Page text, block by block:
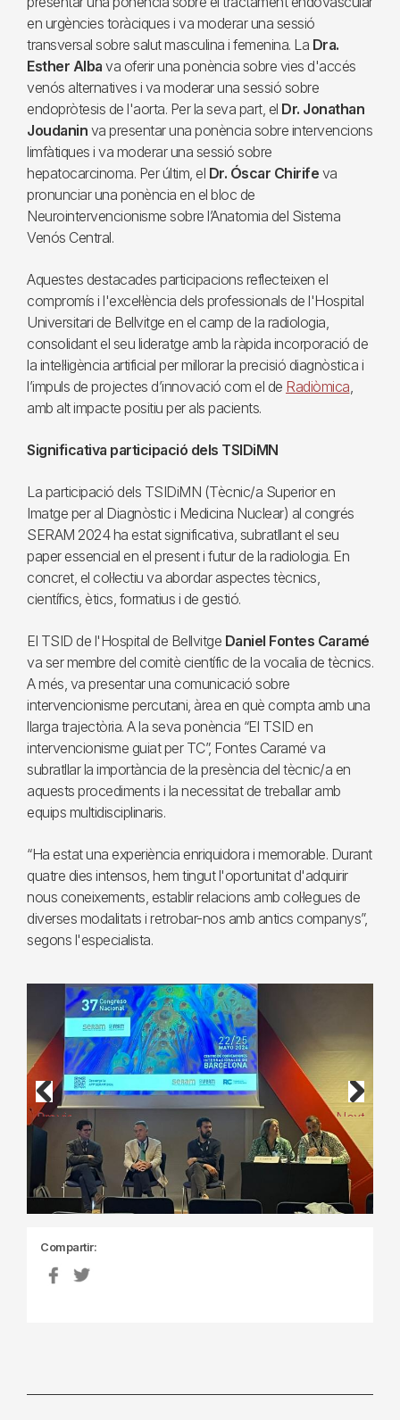
en urgències toràciques i va moderar una sessió
transversal sobre salut masculina i femenina. La Dra.
Esther Alba va oferir una ponència sobre vies d'accés
venós alternatives i va moderar una sessió sobre
endopròtesis de l'aorta. Per la seva part, el Dr. Jonathan
Joudanin va presentar una ponència sobre intervencions
limfàtiques i va moderar una sessió sobre
hepatocarcinoma. Per últim, el Dr. Óscar Chirife va
pronunciar una ponència en el bloc de
Neurointervencionisme sobre l’Anatomia del Sistema
Venós Central.
Aquestes destacades participacions reflecteixen el
compromís i l'excel·lència dels professionals de l'Hospital
Universitari de Bellvitge en el camp de la radiologia,
consolidant el seu lideratge amb la ràpida incorporació de
la intel·ligència artificial per millorar la precisió diagnòstica i
l’impuls de projectes d’innovació com el de Radiòmica,
amb alt impacte positiu per als pacients.
Significativa participació dels TSIDiMN
La participació dels TSIDiMN (Tècnic/a Superior en
Imatge per al Diagnòstic i Medicina Nuclear) al congrés
SERAM 2024 ha estat significativa, subratllant el seu
paper essencial en el present i futur de la radiologia. En
concret, el col·lectiu va abordar aspectes tècnics,
científics, ètics, formatius i de gestió.
El TSID de l'Hospital de Bellvitge Daniel Fontes Caramé
va ser membre del comitè científic de la vocalia de tècnics.
A més, va presentar una comunicació sobre
intervencionisme percutani, àrea en què compta amb una
llarga trajectòria. A la seva ponència “El TSID en
intervencionisme guiat per TC”, Fontes Caramé va
subratllar la importància de la presència del tècnic/a en
aquests procediments i la necessitat de treballar amb
equips multidisciplinaris.
“Ha estat una experiència enriquidora i memorable. Durant
quatre dies intensos, hem tingut l'oportunitat d'adquirir
nous coneixements, establir relacions amb col·legues de
diverses modalitats i retrobar-nos amb antics companys”,
segons l'especialista.
Previous Next
Compartir: